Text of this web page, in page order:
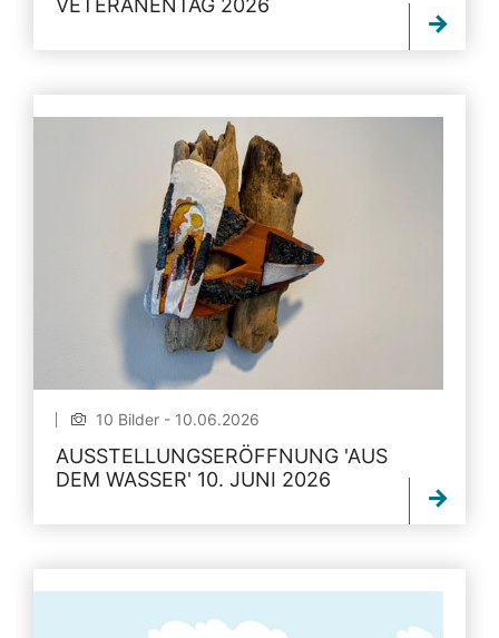
VETERANENTAG 2026
10 Bilder - 10.06.2026
AUSSTELLUNGSERÖFFNUNG 'AUS
DEM WASSER' 10. JUNI 2026